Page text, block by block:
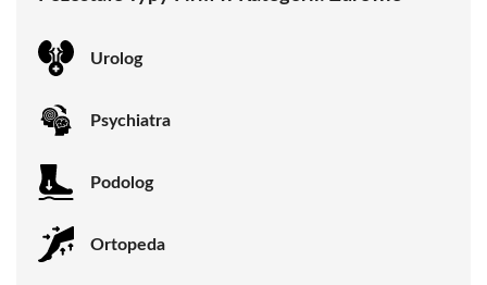
Urolog
Psychiatra
Podolog
Ortopeda